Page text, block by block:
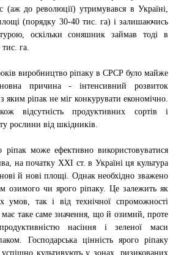
до революції) утримувався в Україні,
(порядку 30-40 тис. га) і залишаючись
оскільки соняшник займав тоді в
га.
виробництво ріпаку в СРСР було майже
причина - інтенсивний розвиток
з яким ріпак не міг конкурувати економічно.
відсутність продуктивних сортів і
рослини від шкідників.
може ефективно використовуватися
на початку XXI ст. в Україні ця культура
й нові площі. Однак необхідно зважено
озимого чи ярого ріпаку. Це залежить як
умов, так і від технічної спроможності
має таке саме значення, що й озимий, проте
насіння і зеленої маси
Господарська цінність ярого ріпаку
культивують у зонах, ризикованих